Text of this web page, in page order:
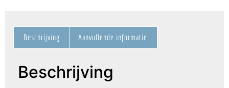
Beschrijving Aanvullende informatie
Beschrijving